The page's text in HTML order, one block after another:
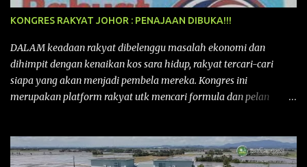
KONGRES RAKYAT JOHOR : PENAJAAN DIBUKA!!!
DALAM keadaan rakyat dibelenggu masalah ekonomi dan
dihimpit dengan kenaikan kos sara hidup, rakyat tercari-cari
siapa yang akan menjadi pembela mereka. Kongres ini
merupakan platform rakyat utk mencari formula dan pelan
pertama yang telah diadakan pada 12 September 2015 di Shah
Alam, Selangor, di peringkat kebangsaan dengan tema